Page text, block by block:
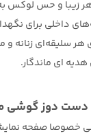
زیبا و حس لوکس
داخلی برای
سلیقه‌ای زنانه و
ای ماندگار.
دست دوز
صفحه